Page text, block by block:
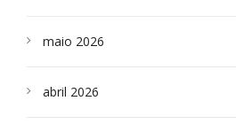
maio 2026
abril 2026